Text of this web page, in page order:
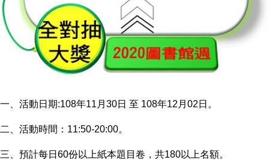
一、活動日期:108年11月30日 至 108年12月02日。
二、活動時間：11:50-20:00。
三、預計每日60份以上紙本題目卷，共180以上名額。